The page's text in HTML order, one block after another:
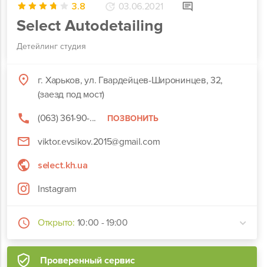
3.8 03.06.2021
Select Autodetailing
Детейлинг студия
Проверенный сервис
г. Харьков, ул. Гвардейцев-Широнинцев, 32,
(заезд под мост)
(063) 361-90-...
ПОЗВОНИТЬ
viktor.evsikov.2015@gmail.com
select.kh.ua
Instagram
Открыто: 10:00 - 19:00